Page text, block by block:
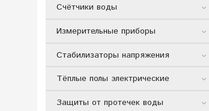
Счётчики воды
Измерительные приборы
Стабилизаторы напряжения
Тёплые полы электрические
Защиты от протечек воды